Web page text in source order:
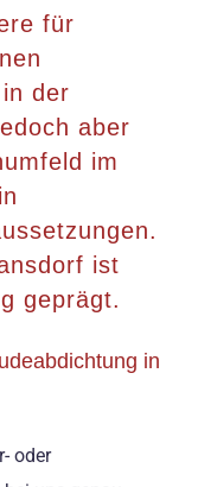
für
der
aber
im
ist
geprägt.
in
oder